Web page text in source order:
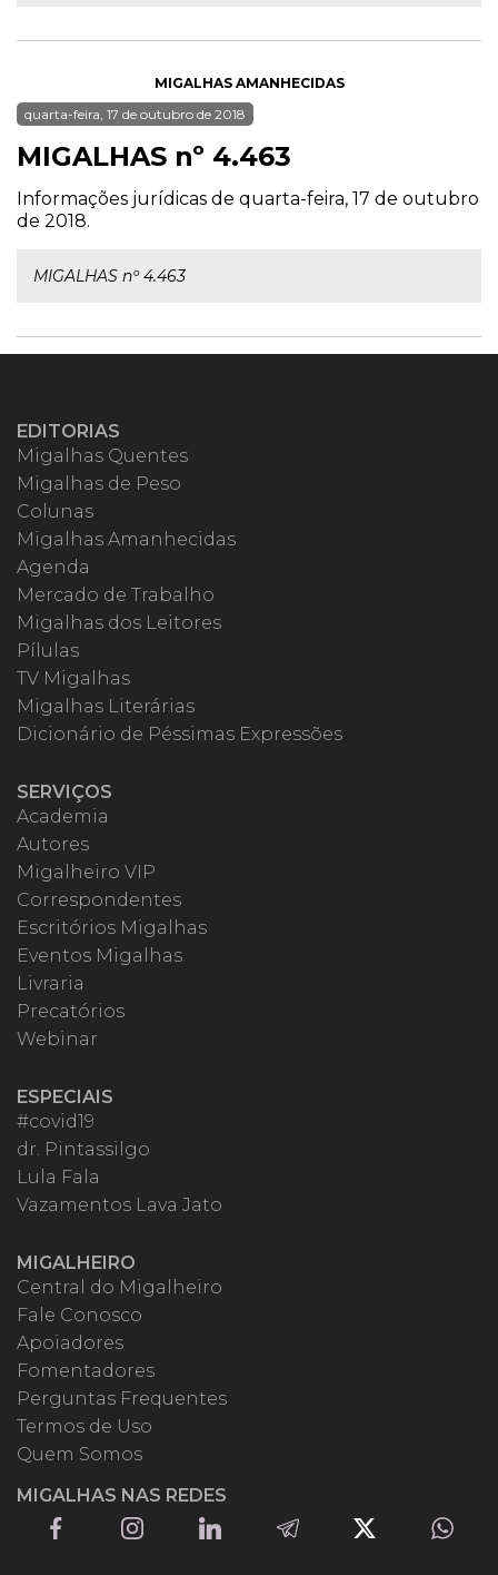
MIGALHAS AMANHECIDAS
quarta-feira, 17 de outubro de 2018
MIGALHAS nº 4.463
Informações jurídicas de quarta-feira, 17 de outubro
de 2018.
MIGALHAS nº 4.463
EDITORIAS
Migalhas Quentes
Migalhas de Peso
Colunas
Migalhas Amanhecidas
Agenda
Mercado de Trabalho
Migalhas dos Leitores
Pílulas
TV Migalhas
Migalhas Literárias
Dicionário de Péssimas Expressões
SERVIÇOS
Academia
Autores
Migalheiro VIP
Correspondentes
Escritórios Migalhas
Eventos Migalhas
Livraria
Precatórios
Webinar
ESPECIAIS
#covid19
dr. Pintassilgo
Lula Fala
Vazamentos Lava Jato
MIGALHEIRO
Central do Migalheiro
Fale Conosco
Apoiadores
Fomentadores
Perguntas Frequentes
Termos de Uso
Quem Somos
MIGALHAS NAS REDES